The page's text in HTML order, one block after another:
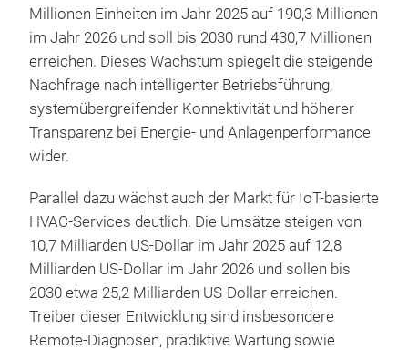
Millionen Einheiten im Jahr 2025 auf 190,3 Millionen
im Jahr 2026 und soll bis 2030 rund 430,7 Millionen
erreichen. Dieses Wachstum spiegelt die steigende
Nachfrage nach intelligenter Betriebsführung,
systemübergreifender Konnektivität und höherer
Transparenz bei Energie- und Anlagenperformance
wider.
Parallel dazu wächst auch der Markt für IoT-basierte
HVAC-Services deutlich. Die Umsätze steigen von
10,7 Milliarden US-Dollar im Jahr 2025 auf 12,8
Milliarden US-Dollar im Jahr 2026 und sollen bis
2030 etwa 25,2 Milliarden US-Dollar erreichen.
Treiber dieser Entwicklung sind insbesondere
Remote-Diagnosen, prädiktive Wartung sowie